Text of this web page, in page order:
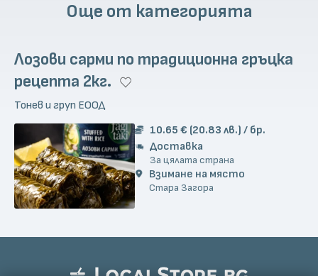
Още от категорията
Лозови сарми по традиционна гръцка
рецепта 2кг.
Тонев и груп ЕООД
10.65 € (20.83 лв.) / бр.
Доставка
За цялата страна
Взимане на място
Стара Загора